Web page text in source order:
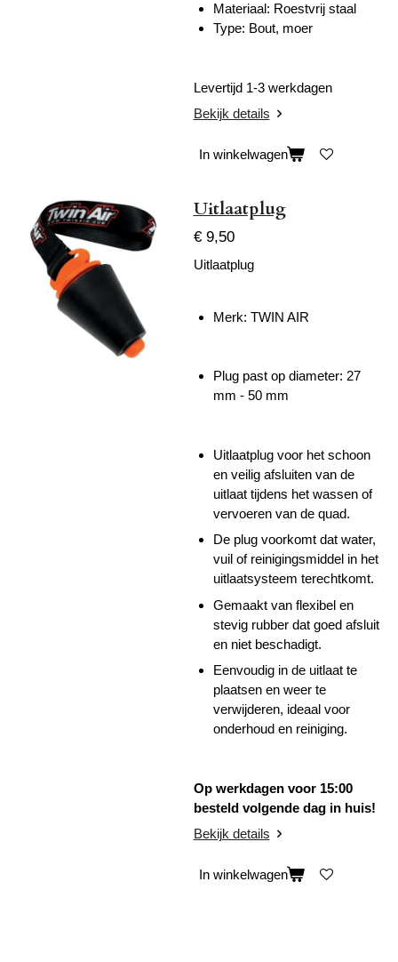
Materiaal: Roestvrij staal
Type: Bout, moer
Levertijd 1-3 werkdagen
Bekijk details
In winkelwagen
Uitlaatplug
€ 9,50
Uitlaatplug
Merk: TWIN AIR
Plug past op diameter: 27
mm - 50 mm
Uitlaatplug voor het schoon
en veilig afsluiten van de
uitlaat tijdens het wassen of
vervoeren van de quad.
De plug voorkomt dat water,
vuil of reinigingsmiddel in het
uitlaatsysteem terechtkomt.
Gemaakt van flexibel en
stevig rubber dat goed afsluit
en niet beschadigt.
Eenvoudig in de uitlaat te
plaatsen en weer te
verwijderen, ideaal voor
onderhoud en reiniging.
Op werkdagen voor 15:00
besteld volgende dag in huis!
Bekijk details
In winkelwagen